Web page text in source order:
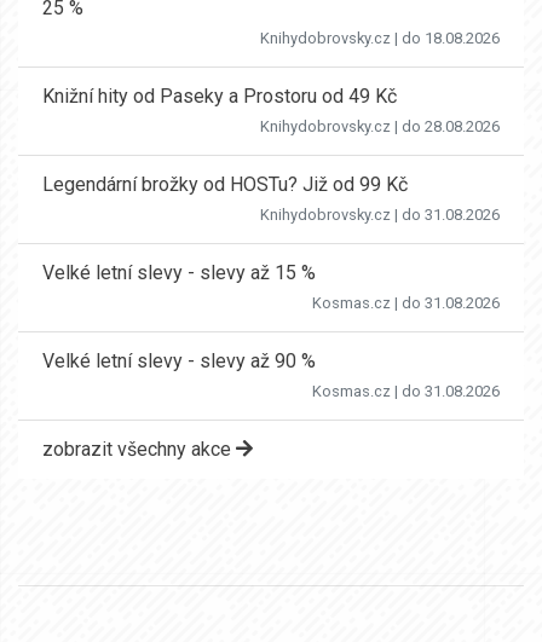
25 %
Knihydobrovsky.cz | do 18.08.2026
Knižní hity od Paseky a Prostoru od 49 Kč
Knihydobrovsky.cz | do 28.08.2026
Legendární brožky od HOSTu? Již od 99 Kč
Knihydobrovsky.cz | do 31.08.2026
Velké letní slevy - slevy až 15 %
Kosmas.cz | do 31.08.2026
Velké letní slevy - slevy až 90 %
Kosmas.cz | do 31.08.2026
zobrazit všechny akce